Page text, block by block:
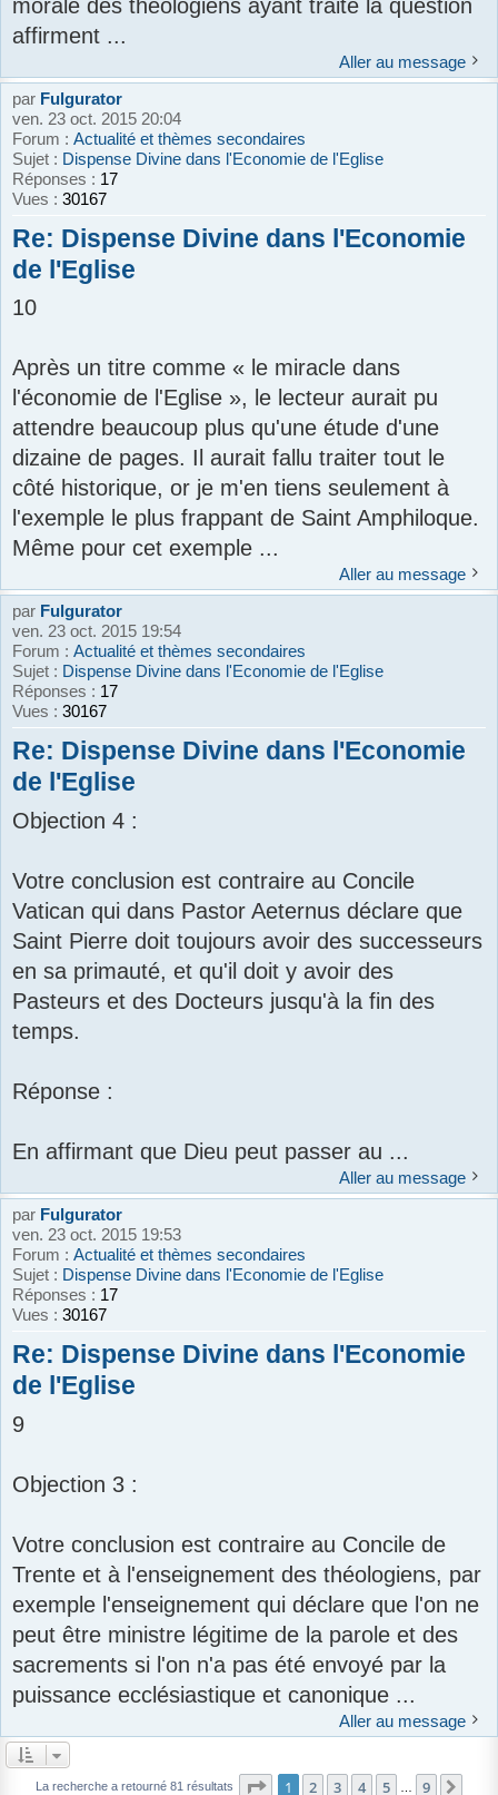
morale des théologiens ayant traité la question
affirment ...
Aller au message
par Fulgurator
ven. 23 oct. 2015 20:04
Forum : Actualité et thèmes secondaires
Sujet : Dispense Divine dans l'Economie de l'Eglise
Réponses : 17
Vues : 30167
Re: Dispense Divine dans l'Economie
de l'Eglise
10
Après un titre comme « le miracle dans
l'économie de l'Eglise », le lecteur aurait pu
attendre beaucoup plus qu'une étude d'une
dizaine de pages. Il aurait fallu traiter tout le
côté historique, or je m'en tiens seulement à
l'exemple le plus frappant de Saint Amphiloque.
Même pour cet exemple ...
Aller au message
par Fulgurator
ven. 23 oct. 2015 19:54
Forum : Actualité et thèmes secondaires
Sujet : Dispense Divine dans l'Economie de l'Eglise
Réponses : 17
Vues : 30167
Re: Dispense Divine dans l'Economie
de l'Eglise
Objection 4 :
Votre conclusion est contraire au Concile
Vatican qui dans Pastor Aeternus déclare que
Saint Pierre doit toujours avoir des successeurs
en sa primauté, et qu'il doit y avoir des
Pasteurs et des Docteurs jusqu'à la fin des
temps.
Réponse :
En affirmant que Dieu peut passer au ...
Aller au message
par Fulgurator
ven. 23 oct. 2015 19:53
Forum : Actualité et thèmes secondaires
Sujet : Dispense Divine dans l'Economie de l'Eglise
Réponses : 17
Vues : 30167
Re: Dispense Divine dans l'Economie
de l'Eglise
9
Objection 3 :
Votre conclusion est contraire au Concile de
Trente et à l'enseignement des théologiens, par
exemple l'enseignement qui déclare que l'on ne
peut être ministre légitime de la parole et des
sacrements si l'on n'a pas été envoyé par la
puissance ecclésiastique et canonique ...
Aller au message
La recherche a retourné 81 résultats Page 1sur9
1 2 3 4 5 9